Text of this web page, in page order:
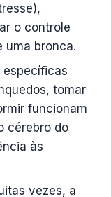
o controle
uma bronca.
específicas
tomar
funcionam
cérebro do
às
vezes, a